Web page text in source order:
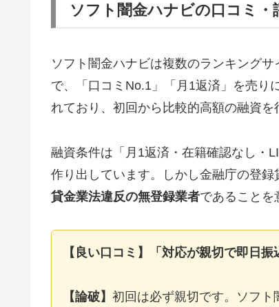
ソフト闇金ハナビの口コミ・
ソフト闇金ハナビは複数のランキング
で、「口コミNo.1」「月1返済」を売り
れており、初回から比較的高額の融資を
融資条件は「月1返済・在籍確認なし・
作り出しています。しかし金融庁の登
貸金業法違反の無登録業者であることを
【良い口コミ】「対応が親切で即日振
【論破】 初回は必ず親切です。ソフ